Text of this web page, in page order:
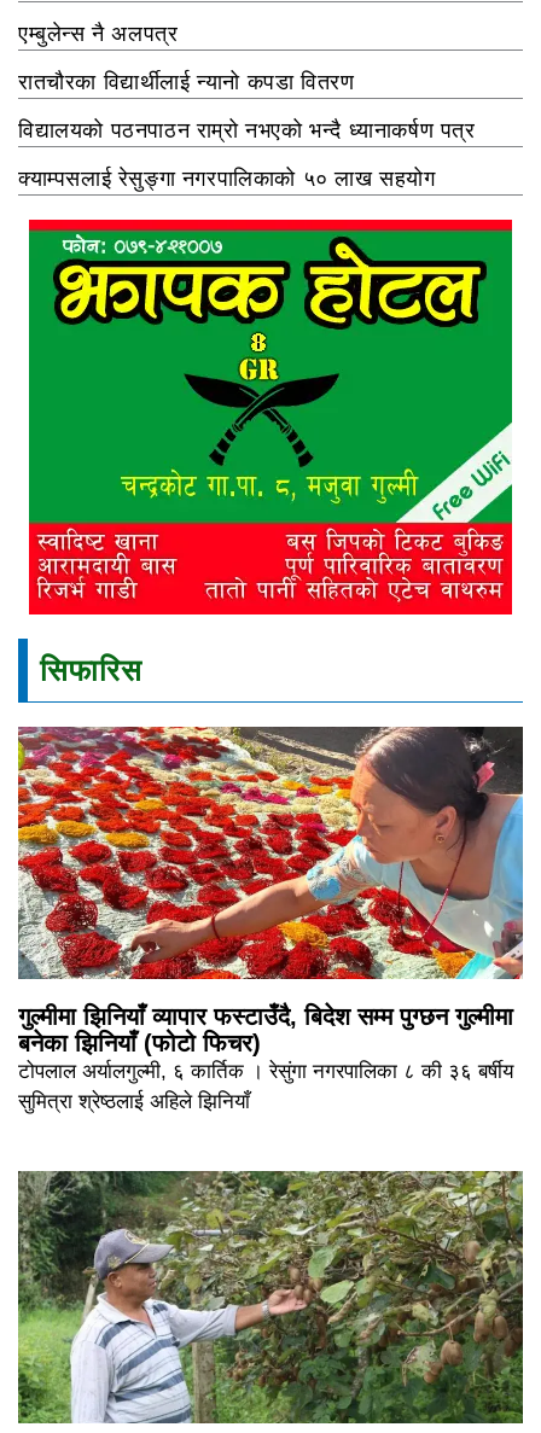
एम्बुलेन्स नै अलपत्र
रातचौरका विद्यार्थीलाई न्यानो कपडा वितरण
विद्यालयको पठनपाठन राम्रो नभएको भन्दै ध्यानाकर्षण पत्र
क्याम्पसलाई रेसुङ्गा नगरपालिकाको ५० लाख सहयोग
सिफारिस
गुल्मीमा झिनियाँ व्यापार फस्टाउँदै, बिदेश सम्म पुग्छन गुल्मीमा
बनेका झिनियाँ (फोटो फिचर)
टोपलाल अर्यालगुल्मी, ६ कार्तिक । रेसुंगा नगरपालिका ८ की ३६ बर्षीय
सुमित्रा श्रेष्ठलाई अहिले झिनियाँ